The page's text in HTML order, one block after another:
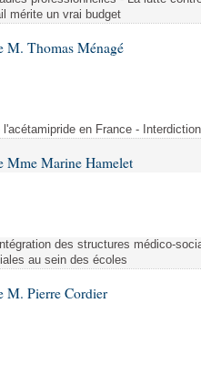
mérite un vrai budget
M. Thomas Ménagé
en France -
Mme Marine Hamelet
des structures médico-
au sein des écoles
M. Pierre Cordier